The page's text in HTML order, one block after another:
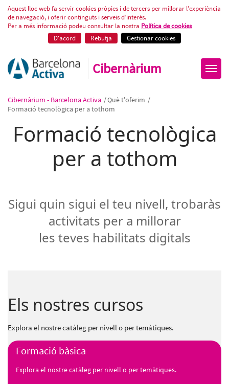
Cibernàrium ofereix formació
Aquest lloc web fa servir cookies pròpies i de tercers per millorar l’experiència
de navegació, i oferir continguts i serveis d’interès.
Per a més informació podeu consultar la nostra Política de cookies
D'acord
Rebutja Gestionar cookies
Cibernàrium
Cibernàrium - Barcelona Activa /Què t'oferim /
Formació tecnològica per a tothom
Formació tecnològica
per a tothom
Sigui quin sigui el teu nivell, trobaràs
activitats per a millorar
les teves habilitats digitals
Els nostres cursos
Explora el nostre catàleg per nivell o per temàtiques.
Formació bàsica
Explora el nostre catàleg per nivell o per temàtiques.